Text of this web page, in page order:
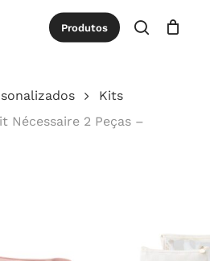
Produtos
procurar
Close
Kits
Nécessaire 2 Peças –